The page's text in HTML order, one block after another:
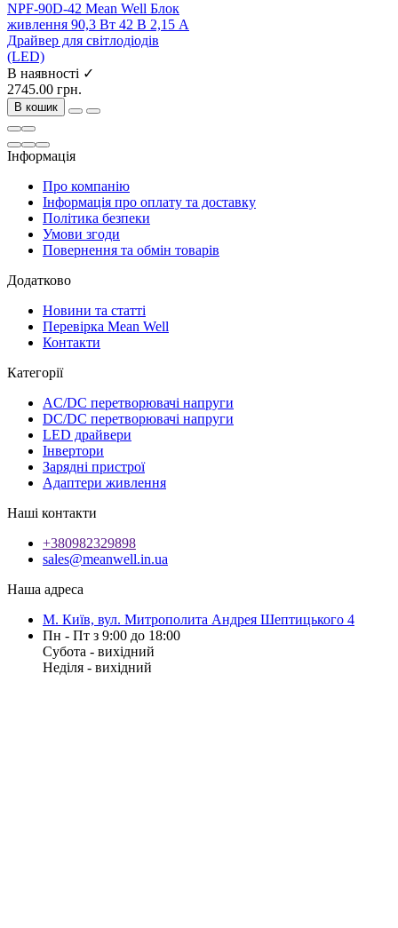
NPF-90D-42 Mean Well Блок
живлення 90,3 Вт 42 В 2,15 А
Драйвер для світлодіодів
(LED)
В наявності ✓
2745.00 грн.
В кошик
Інформація
Про компанію
Інформація про оплату та доставку
Політика безпеки
Умови згоди
Повернення та обмін товарів
Додатково
Новини та статті
Перевірка Mean Well
Контакти
Категорії
AC/DC перетворювачі напруги
DC/DC перетворювачі напруги
LED драйвери
Інвертори
Зарядні пристрої
Адаптери живлення
Наші контакти
+380982329898
sales@meanwell.in.ua
Наша адреса
М. Київ, вул. Митрополита Андрея Шептицького 4
Пн - Пт з 9:00 до 18:00
Субота - вихідний
Неділя - вихідний